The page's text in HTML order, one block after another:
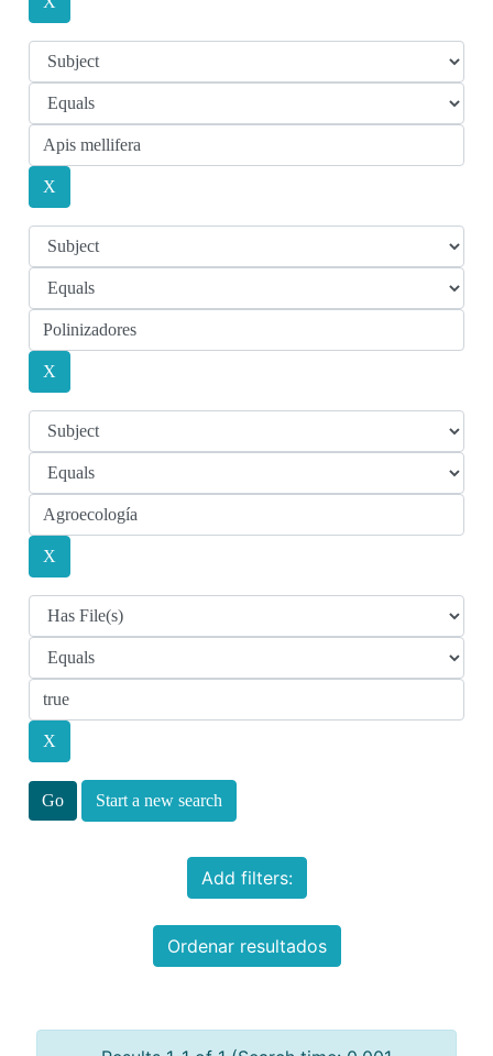
Start a new search
Add filters:
Ordenar resultados